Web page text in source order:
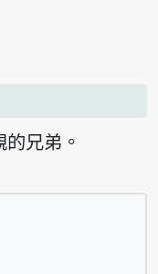
兄弟。